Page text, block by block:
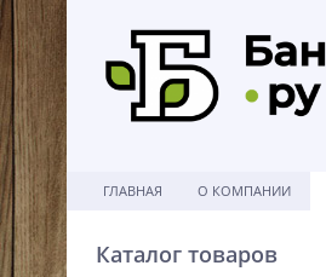
ГЛАВНАЯ О КОМПАНИИ
Каталог товаров